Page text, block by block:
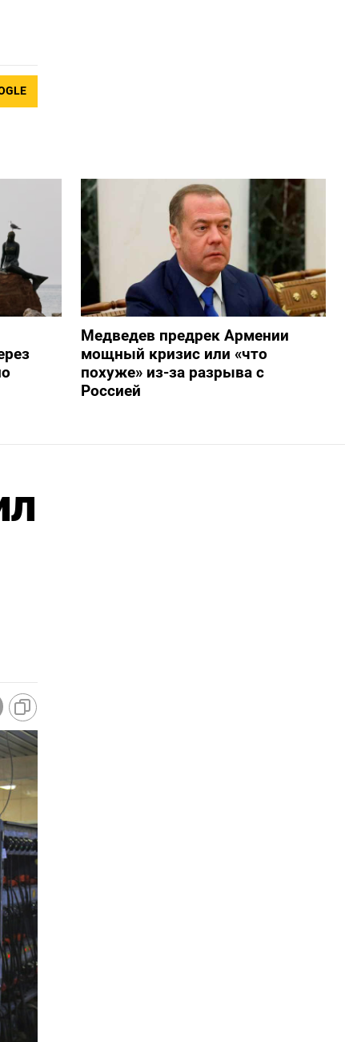
Медведев предрек Армении
мощный кризис или «что
похуже» из-за разрыва с
Россией